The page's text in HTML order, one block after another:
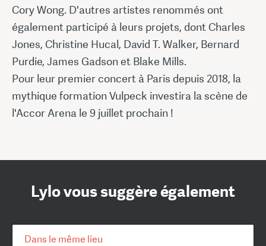
Cory Wong. D'autres artistes renommés ont
également participé à leurs projets, dont Charles
Jones, Christine Hucal, David T. Walker, Bernard
Purdie, James Gadson et Blake Mills.
Pour leur premier concert à Paris depuis 2018, la
mythique formation Vulpeck investira la scène de
l'Accor Arena le 9 juillet prochain !
Lylo vous suggère également
Dans le même lieu